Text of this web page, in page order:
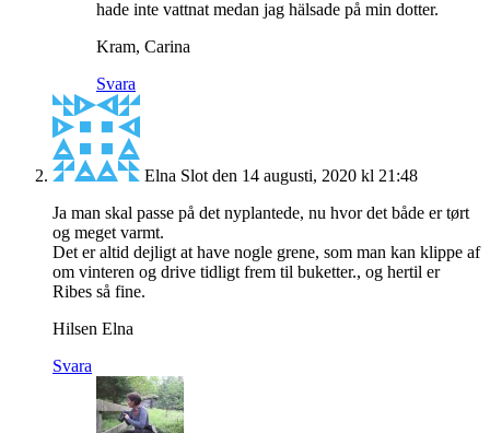
hade inte vattnat medan jag hälsade på min dotter.
Kram, Carina
Svara
Elna Slot den 14 augusti, 2020 kl 21:48
Ja man skal passe på det nyplantede, nu hvor det både er tørt
og meget varmt.
Det er altid dejligt at have nogle grene, som man kan klippe af
om vinteren og drive tidligt frem til buketter., og hertil er
Ribes så fine.
Hilsen Elna
Svara